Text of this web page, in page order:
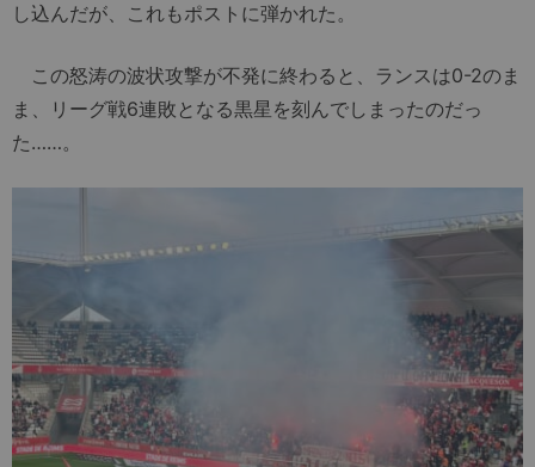
し込んだが、これもポストに弾かれた。
この怒涛の波状攻撃が不発に終わると、ランスは0-2のま
ま、リーグ戦6連敗となる黒星を刻んでしまったのだっ
た……。